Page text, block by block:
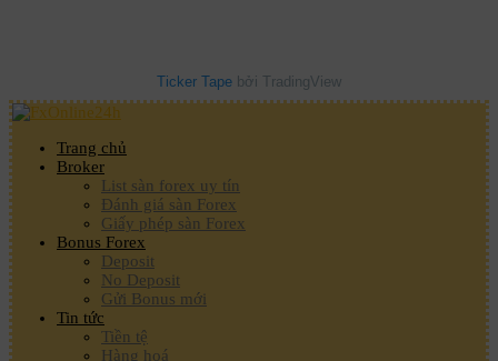
Ticker Tape bởi TradingView
Trang chủ
Broker
List sàn forex uy tín
Đánh giá sàn Forex
Giấy phép sàn Forex
Bonus Forex
Deposit
No Deposit
Gửi Bonus mới
Tin tức
Tiền tệ
Hàng hoá